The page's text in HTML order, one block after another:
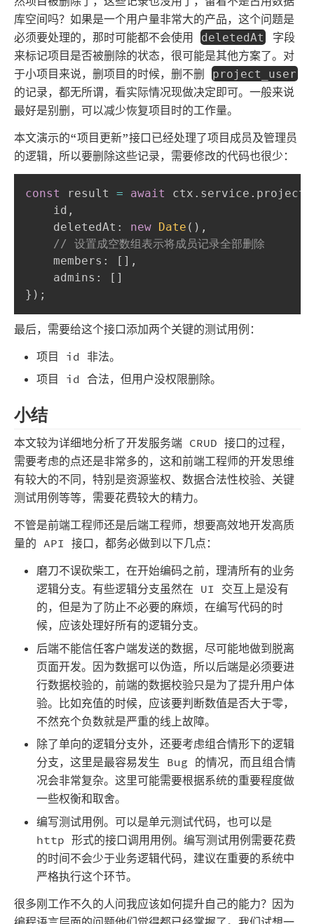
库空间吗？如果是一个用户量非常大的产品，这个问题是
必须要处理的，那时可能都不会使用
deletedAt字段
来标记项目是否被删除的状态，很可能是其他方案了。对
于小项目来说，删项目的时候，删不删
project_user
的记录，都无所谓，看实际情况现做决定即可。一般来说
最好是别删，可以减少恢复项目时的工作量。
本文演示的“项目更新”接口已经处理了项目成员及管理员
的逻辑，所以要删除这些记录，需要修改的代码也很少：
const result = await ctx . service . project
    id
,
    deletedAt
: new Date ( ) ,
// 设置成空数组表示将成员记录全部删除
    members
: [ ] ,
    admins
: [ ]
} ) ;
最后，需要给这个接口添加两个关键的测试用例：
项目 id 非法。
项目 id 合法，但用户没权限删除。
小结
本文较为详细地分析了开发服务端 CRUD 接口的过程，
需要考虑的点还是非常多的，这和前端工程师的开发思维
有较大的不同，特别是资源鉴权、数据合法性校验、关键
测试用例等等，需要花费较大的精力。
不管是前端工程师还是后端工程师，想要高效地开发高质
量的 API 接口，都务必做到以下几点：
磨刀不误砍柴工，在开始编码之前，理清所有的业务
逻辑分支。有些逻辑分支虽然在 UI 交互上是没有
的，但是为了防止不必要的麻烦，在编写代码的时
候，应该处理好所有的逻辑分支。
后端不能信任客户端发送的数据，尽可能地做到脱离
页面开发。因为数据可以伪造，所以后端是必须要进
行数据校验的，前端的数据校验只是为了提升用户体
验。比如充值的时候，应该要判断数值是否大于零，
不然充个负数就是严重的线上故障。
除了单向的逻辑分支外，还要考虑组合情形下的逻辑
分支，这里是最容易发生 Bug 的情况，而且组合情
况会非常复杂。这里可能需要根据系统的重要程度做
一些权衡和取舍。
编写测试用例。可以是单元测试代码，也可以是
http 形式的接口调用用例。编写测试用例需要花费
的时间不会少于业务逻辑代码，建议在重要的系统中
严格执行这个环节。
很多刚工作不久的人问我应该如何提升自己的能力？因为